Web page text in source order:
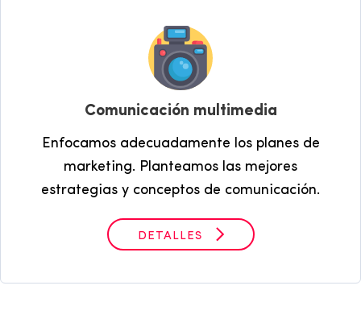
Comunicación multimedia
Enfocamos adecuadamente los planes de
marketing. Planteamos las mejores
estrategias y conceptos de comunicación.
DETALLES